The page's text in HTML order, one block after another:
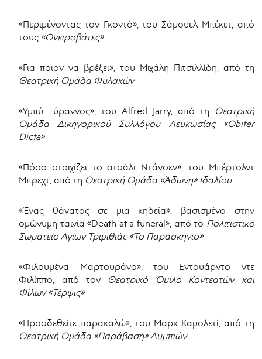
«Περιμένοντας τον Γκοντό», του Σάμουελ Μπέκετ, από
τους «Ονειροβάτες»
«Για ποιον να βρέξει», του Μιχάλη Πιτσιλλίδη, από τη
Θεατρική Ομάδα Φυλακών
«Υμπύ Τύραννος», του Alfred Jarry, από τη Θεατρική
Ομάδα Δικηγορικού Συλλόγου Λευκωσίας «Obiter
Dicta»
«Πόσο στοιχίζει το ατσάλι Ντάνσεν», του Μπέρτολντ
Μπρεχτ, από τη Θεατρική Ομάδα «Άδωνη» Ιδαλίου
«Ένας θάνατος σε μια κηδεία», βασισμένο στην
ομώνυμη ταινία «Death at a funeral», από το Πολιτιστικό
Σωματείο Αγίων Τριμιθιάς «Το Παρασκήνιο»
«Φιλουμένα Μαρτουράνο», του Εντουάρντο ντε
Φιλίππο, από τον
Θεατρικό Όμιλο Κοντεατών και
Φίλων «Τέρψις»
«Προσδεθείτε παρακαλώ», του Μαρκ Καμολετί, από τη
Θεατρική Ομάδα «Παράβαση» Λυμπιών